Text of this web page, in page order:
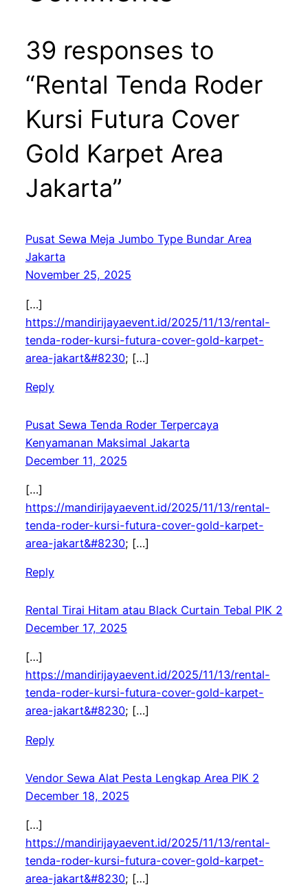
39 responses to
“Rental Tenda Roder
Kursi Futura Cover
Gold Karpet Area
Jakarta”
Pusat Sewa Meja Jumbo Type Bundar Area
Jakarta
November 25, 2025
[…]
https://mandirijayaevent.id/2025/11/13/rental-
tenda-roder-kursi-futura-cover-gold-karpet-
area-jakart&#8230; […]
Reply
Pusat Sewa Tenda Roder Terpercaya
Kenyamanan Maksimal Jakarta
December 11, 2025
[…]
https://mandirijayaevent.id/2025/11/13/rental-
tenda-roder-kursi-futura-cover-gold-karpet-
area-jakart&#8230; […]
Reply
Rental Tirai Hitam atau Black Curtain Tebal PIK 2
December 17, 2025
[…]
https://mandirijayaevent.id/2025/11/13/rental-
tenda-roder-kursi-futura-cover-gold-karpet-
area-jakart&#8230; […]
Reply
Vendor Sewa Alat Pesta Lengkap Area PIK 2
December 18, 2025
[…]
https://mandirijayaevent.id/2025/11/13/rental-
tenda-roder-kursi-futura-cover-gold-karpet-
area-jakart&#8230; […]